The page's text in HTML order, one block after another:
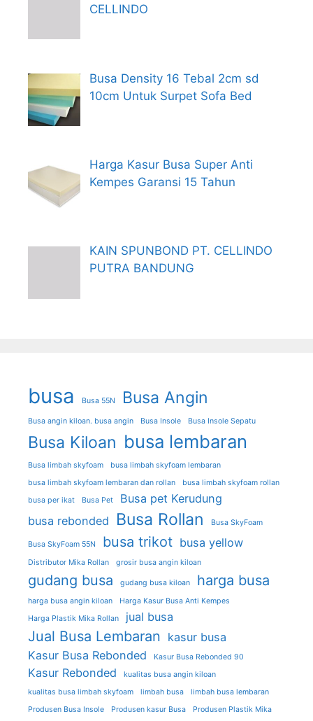
CELLINDO
Busa Density 16 Tebal 2cm sd
10cm Untuk Surpet Sofa Bed
Harga Kasur Busa Super Anti
Kempes Garansi 15 Tahun
KAIN SPUNBOND PT. CELLINDO
PUTRA BANDUNG
busa Busa 55N Busa Angin
Busa angin kiloan. busa angin Busa Insole Busa Insole Sepatu
Busa Kiloan busa lembaran
Busa limbah skyfoam
busa limbah skyfoam lembaran
busa limbah skyfoam lembaran dan rollan
busa limbah skyfoam rollan
busa per ikat
Busa Pet
Busa pet Kerudung
busa rebonded
Busa Rollan Busa SkyFoam
Busa SkyFoam 55N busa trikot busa yellow
Distributor Mika Rollan grosir busa angin kiloan
gudang busa gudang busa kiloan harga busa
harga busa angin kiloan
Harga Kasur Busa Anti Kempes
Harga Plastik Mika Rollan
jual busa
Jual Busa Lembaran kasur busa
Kasur Busa Rebonded
Kasur Busa Rebonded 90
Kasur Rebonded
kualitas busa angin kiloan
kualitas busa limbah skyfoam
limbah busa
limbah busa lembaran
Produsen Busa Insole
Produsen kasur Busa Produsen Plastik Mika